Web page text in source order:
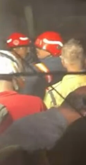
RELATED TOPICS:
UP NEXT
സഹകരണ
ഹര്‍ത്താല്‍
DON'T MISS
ഷഫീഖ്
കുറ്റക്കാര്‍